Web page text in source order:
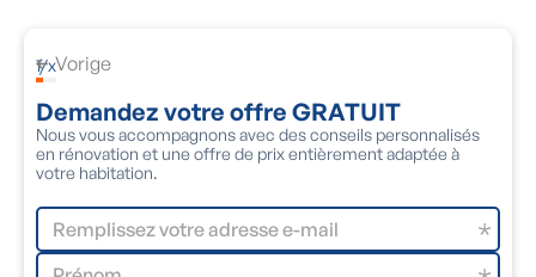
1/xVorige
Demandez votre offre GRATUIT
Nous vous accompagnons avec des conseils personnalisés
en rénovation et une offre de prix entièrement adaptée à
votre habitation.